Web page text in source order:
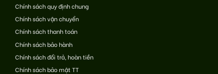
Chính sách quy định chung
Chính sách vận chuyển
Chính sách thanh toán
Chính sách bảo hành
Chính sách đổi trả, hoàn tiền
Chính sách bảo mật TT